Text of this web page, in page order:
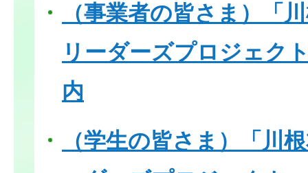
（事業者の皆さま）「
リーダーズプロジェク
内
（学生の皆さま）「川